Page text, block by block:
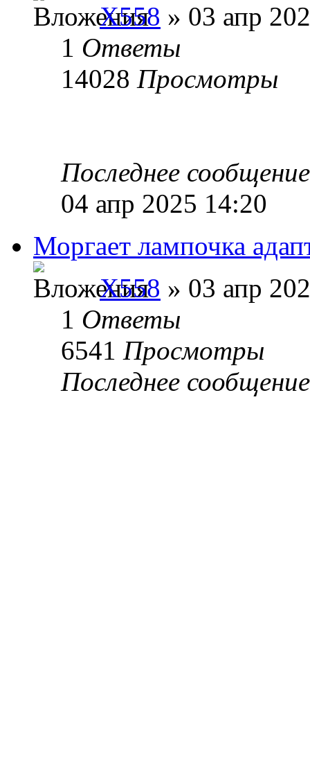
X558 » 03 апр
1 Ответы
14028 Просмотры
Последнее
04 апр 2025 14:20
Моргает лампочка
X558 » 03 апр
1 Ответы
6541 Просмотры
Последнее